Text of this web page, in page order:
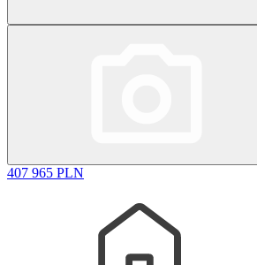
407 965 PLN